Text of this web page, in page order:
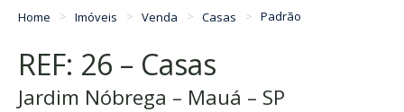
Home Imóveis Venda Casas Padrão
REF: 26 – Casas
Jardim Nóbrega – Mauá – SP